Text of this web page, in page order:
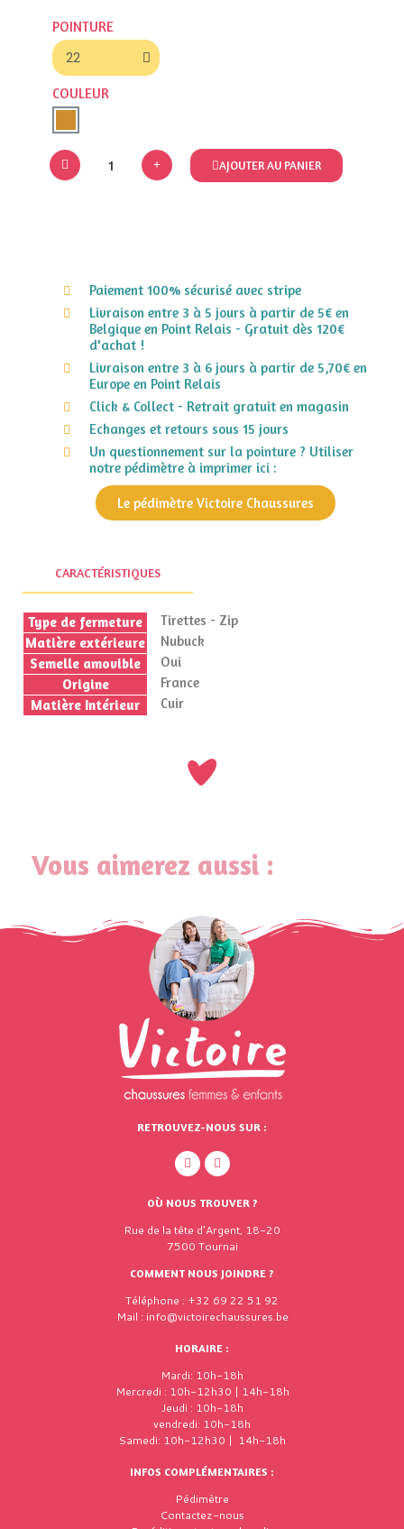
POINTURE
COULEUR
AJOUTER AU PANIER
Paiement 100% sécurisé avec stripe
Livraison entre 3 à 5 jours à partir de 5€ en
Belgique en Point Relais - Gratuit dès 120€
d'achat !
Livraison entre 3 à 6 jours à partir de 5,70€ en
Europe en Point Relais
Click & Collect - Retrait gratuit en magasin
Echanges et retours sous 15 jours
Un questionnement sur la pointure ? Utiliser
notre pédimètre à imprimer ici :
Le pédimètre Victoire Chaussures
CARACTÉRISTIQUES
Type de fermeture
Tirettes - Zip
Matière extérieure
Nubuck
Semelle amovible
Oui
Origine
France
Matière Intérieur
Cuir
Vous aimerez aussi :
RETROUVEZ-NOUS SUR :
OÙ NOUS TROUVER ?
Rue de la tête d'Argent, 18-20
7500 Tournai
COMMENT NOUS JOINDRE ?
Téléphone : +32 69 22 51 92
Mail : info@victoirechaussures.be
HORAIRE :
Mardi: 10h-18h
Mercredi : 10h-12h30 | 14h-18h
Jeudi : 10h-18h
vendredi: 10h-18h
Samedi: 10h-12h30 | 14h-18h
INFOS COMPLÉMENTAIRES :
Pédimètre
Contactez-nous